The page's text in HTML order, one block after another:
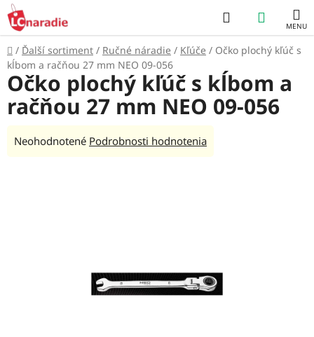
Prejsť
na
obsah
Hľadať
KOŠÍK
Domov
/ Ďalší sortiment / Ručné náradie / Kľúče / Očko plochý kľúč s
kĺbom a račňou 27 mm NEO 09-056
Očko plochý kľúč s kĺbom a
račňou 27 mm NEO 09-056
Priemerné
Neohodnotené Podrobnosti hodnotenia